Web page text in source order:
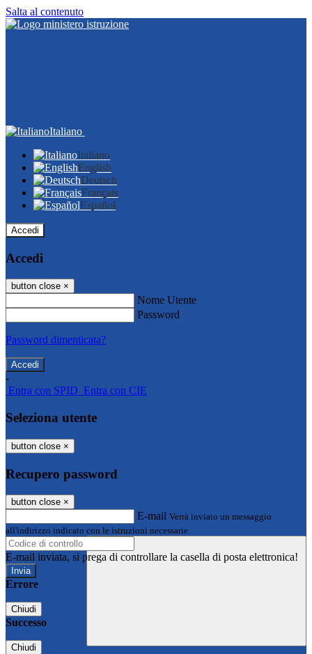
Salta al contenuto
Italiano
Italiano
English
Deutsch
Français
Español
Accedi
Accedi
button close ×
Nome Utente
Password
Password dimenticata?
-
Entra con SPID Entra con CIE
Seleziona utente
button close ×
Recupero password
button close ×
E-mail Verrà inviato un messaggio
all'indirizzo indicato con le istruzioni necessarie.
E-mail inviata, si prega di controllare la casella di posta elettronica!
Errore
Chiudi
Successo
Chiudi